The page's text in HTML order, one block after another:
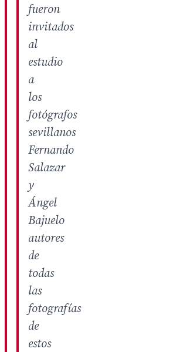
fueron
invitados
al
estudio
a
los
fotógrafos
sevillanos
Fernando
Salazar
y
Ángel
Bajuelo
autores
de
todas
las
fotografías
de
estos